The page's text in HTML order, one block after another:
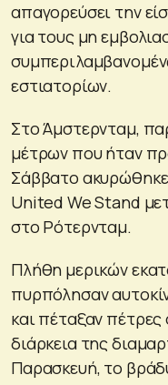
απαγορεύσει την
για τους μη
εστιατορίων.
Στο Άμστερνταμ,
μέτρων που ήταν
Σάββατο
United We Stand
στο Ρότερνταμ.
Πλήθη μερικών
πυρπόλησαν
και πέταξαν
διάρκεια της
Παρασκευή, το